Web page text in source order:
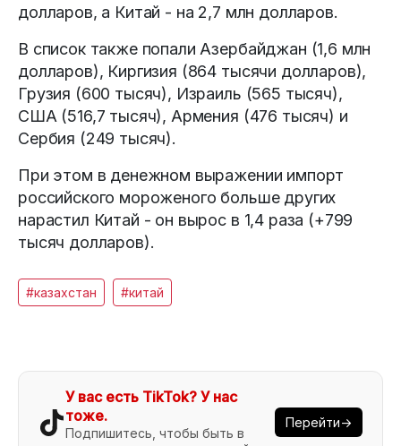
долларов, а Китай - на 2,7 млн долларов.
В список также попали Азербайджан (1,6 млн
долларов), Киргизия (864 тысячи долларов),
Грузия (600 тысяч), Израиль (565 тысяч),
США (516,7 тысяч), Армения (476 тысяч) и
Сербия (249 тысяч).
При этом в денежном выражении импорт
российского мороженого больше других
нарастил Китай - он вырос в 1,4 раза (+799
тысяч долларов).
#казахстан #китай
У вас есть TikTok? У нас
тоже.
Подпишитесь, чтобы быть в
Перейти→